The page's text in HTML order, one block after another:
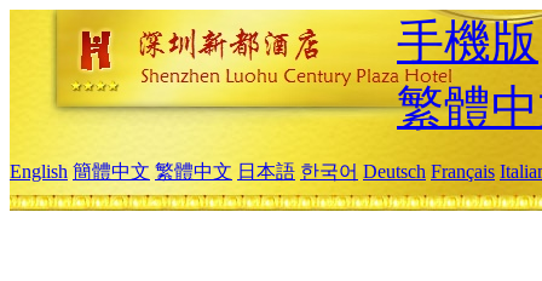
手機版
繁體
English 簡體中文 繁體中文 日本語 한국어 Deutsch Français